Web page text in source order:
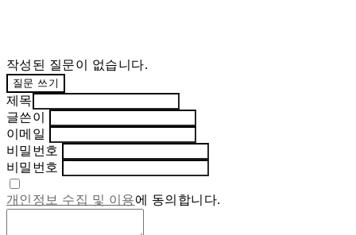
작성된 질문이 없습니다.
질문 쓰기
제목
글쓴이
이메일
비밀번호
비밀번호
개인정보 수집 및 이용에 동의합니다.